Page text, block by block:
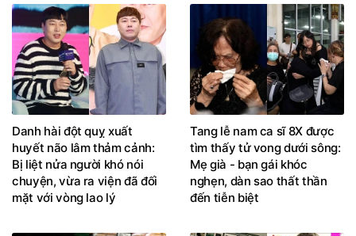
Danh hài đột quỵ xuất
huyết não lâm thảm cảnh:
Bị liệt nửa người khó nói
chuyện, vừa ra viện đã đối
mặt với vòng lao lý
Tang lễ nam ca sĩ 8X được
tìm thấy tử vong dưới sông:
Mẹ già - bạn gái khóc
nghẹn, dàn sao thất thần
đến tiễn biệt